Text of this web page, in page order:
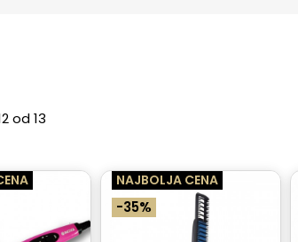
od 13
NAJBOLJA CENA
-35%